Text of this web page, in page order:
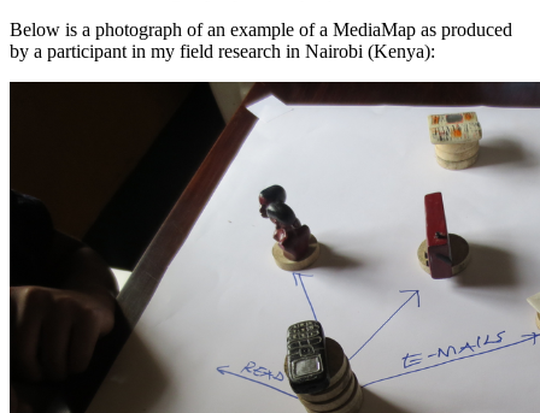
Below is a photograph of an example of a MediaMap as produced
by a participant in my field research in Nairobi (Kenya):